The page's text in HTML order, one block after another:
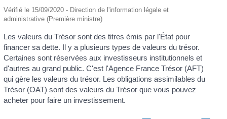
Vérifié le 15/09/2020 - Direction de l'information légale et
administrative (Première ministre)
Les valeurs du Trésor sont des titres émis par l'État pour
financer sa dette. Il y a plusieurs types de valeurs du trésor.
Certaines sont réservées aux investisseurs institutionnels et
d'autres au grand public. C'est l'Agence France Trésor (AFT)
qui gère les valeurs du trésor. Les obligations assimilables du
Trésor (OAT) sont des valeurs du Trésor que vous pouvez
acheter pour faire un investissement.